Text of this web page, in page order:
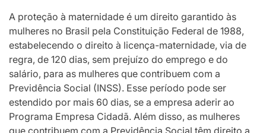
A proteção à maternidade é um direito garantido às
mulheres no Brasil pela Constituição Federal de 1988,
estabelecendo o direito à licença-maternidade, via de
regra, de 120 dias, sem prejuízo do emprego e do
salário, para as mulheres que contribuem com a
Previdência Social (INSS). Esse período pode ser
estendido por mais 60 dias, se a empresa aderir ao
Programa Empresa Cidadã. Além disso, as mulheres
que contribuem com a Previdência Social têm direito a